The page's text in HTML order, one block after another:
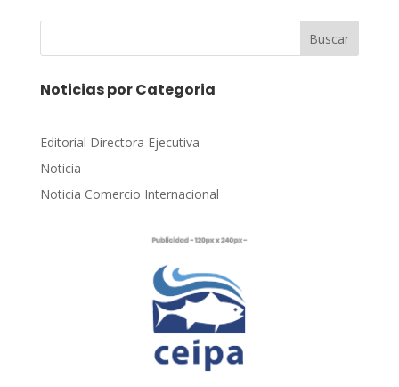
Buscar
Noticias por Categoria
Editorial Directora Ejecutiva
Noticia
Noticia Comercio Internacional